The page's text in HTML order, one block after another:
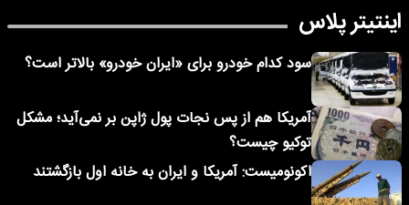
اینتیتر پلاس
سود کدام خودرو برای «ایران خودرو» بالاتر است؟
آمریکا هم از پس نجات پول ژاپن بر نمی‌آید؛ مشکل
توکیو چیست؟
اکونومیست: آمریکا و ایران به خانه اول بازگشتند